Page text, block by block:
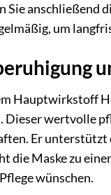
Sie anschließend
um
Hauptwirkstoff
Dieser wertvolle
Er
die Maske zu
wünschen.